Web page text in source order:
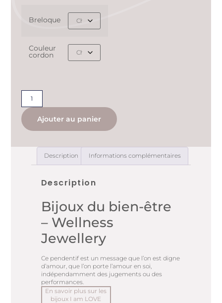
Breloque
Couleur
cordon
Ajouter au panier
Description Informations complémentaires
Description
Bijoux du bien-être
– Wellness
Jewellery
Ce pendentif est un message que l’on est digne
d’amour, que l’on porte l’amour en soi,
indépendamment des jugements ou des
performances.
En savoir plus sur les
bijoux I am LOVE